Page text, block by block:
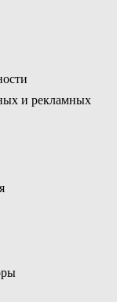
и рекламных